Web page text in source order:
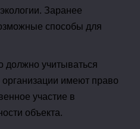
Заранее
способы для
должно учитываться
имеют право
участие в
объекта.